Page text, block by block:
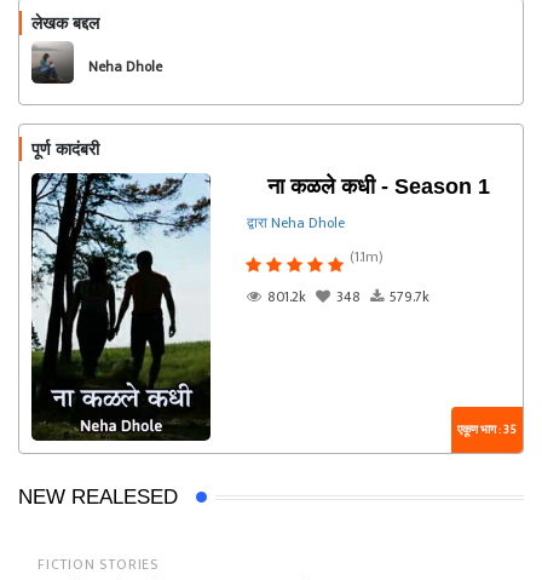
लेखक बद्दल
Neha Dhole
पूर्ण कादंबरी
ना कळले कधी - Season 1
द्वारा Neha Dhole
(1.1m)
801.2k
348 579.7k
एकूण भाग : 35
NEW REALESED
FICTION STORIES